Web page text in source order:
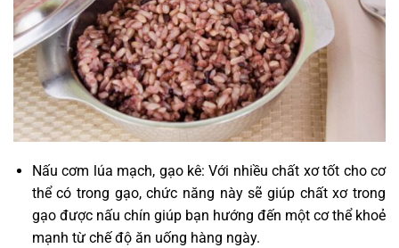
Nấu cơm lúa mạch, gạo kê: Với nhiều chất xơ tốt cho cơ
thể có trong gạo, chức năng này sẽ giúp chất xơ trong
gạo được nấu chín giúp bạn hướng đến một cơ thể khoẻ
mạnh từ chế độ ăn uống hàng ngày.